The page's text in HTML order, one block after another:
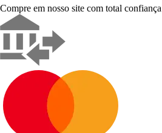
Compre em nosso site com total confiança